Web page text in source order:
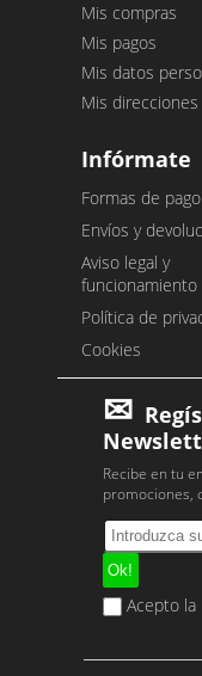
Mis compras
Mis pagos
Mis datos
Mis direcciones
Infórmate
Formas de pago
Envíos y
Aviso legal y
funcionamiento
Política de
Cookies
Recibe en tu
promociones,
Acepto la